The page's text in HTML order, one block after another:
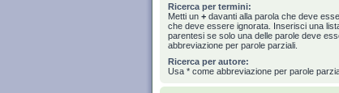
Ricerca per termini:
Metti un + davanti alla parola che deve
che deve essere ignorata. Inserisci una
parentesi se solo una delle parole deve
abbreviazione per parole parziali.
Ricerca per autore:
Usa * come abbreviazione per parole